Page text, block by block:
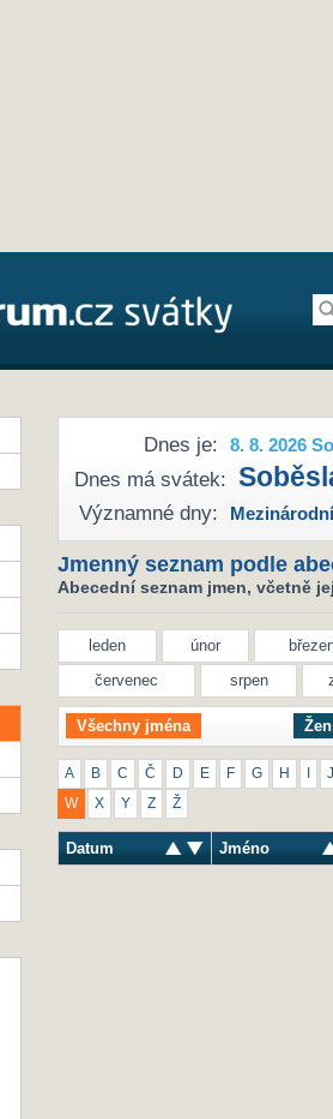
Dnes je: 8. 8. 2026
Dnes má svátek:
Významné dny:
Jmenný seznam podle
Abecední seznam jmen, včetně
leden únor
červenec
srpen
Všechny jména
A B C Č D E F G H J
W X Y Z Ž
Datum Jméno